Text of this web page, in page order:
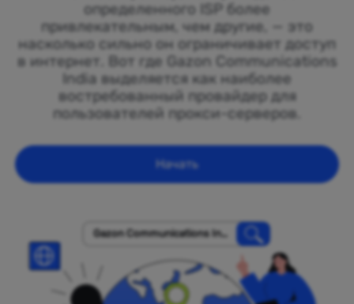
определенного ISP более
привлекательным, чем другие, — это
насколько сильно он ограничивает доступ
в интернет. Вот где Gazon Communications
India выделяется как наиболее
востребованный провайдер для
пользователей прокси-серверов.
Начать
Gazon Communications Indi